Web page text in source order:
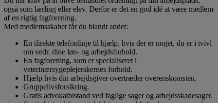
også som lærling eller elev. Derfor er det en god idé at være medlem
af en rigtig fagforening.
Med medlemsskabet får du blandt andet:
En direkte telefonlinje til hjælp, hvis der er noget, du er i tvivl
om vedr. dine løn- og arbejdsforhold.
En fagforening, som er specialiseret i
veterinærsygeplejerskernes forhold.
Hjælp hvis din arbejdsgiver overtræder overenskomsten.
Gruppelivsforsikring.
Gratis advokatbistand ved faglige sager og arbejdsskadesager.